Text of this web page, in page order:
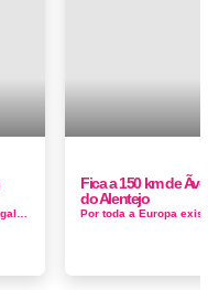
Fica a 150 km de
do Alentejo